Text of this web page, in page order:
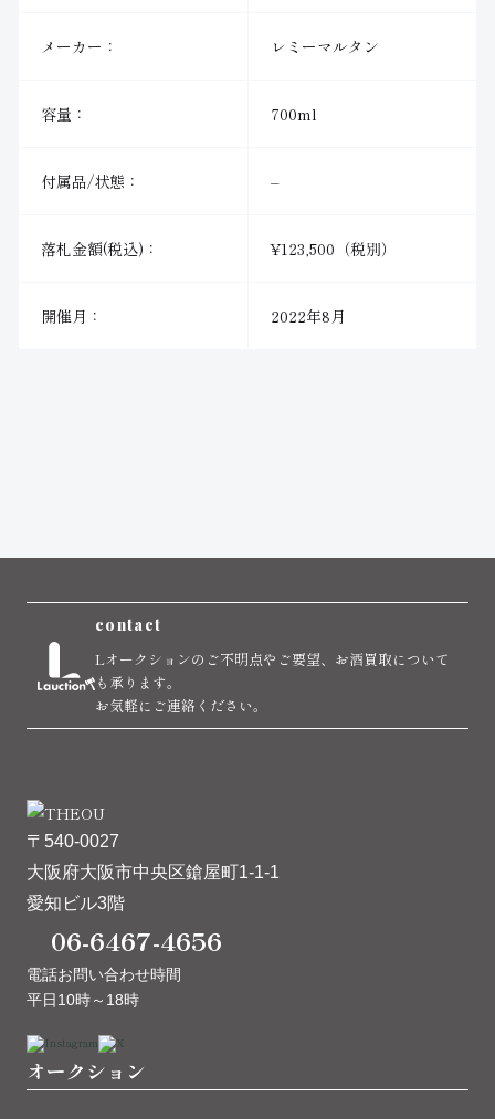
メーカー： レミーマルタン
容量： 700ml
付属品/状態： –
落札金額(税込)： ¥123,500（税別）
開催月： 2022年8月
contact
Lオークションのご不明点やご要望、お酒買取について
も承ります。
お気軽にご連絡ください。
〒540-0027
大阪府大阪市中央区鎗屋町1-1-1
愛知ビル3階
06-6467-4656
電話お問い合わせ時間
平日10時～18時
オークション